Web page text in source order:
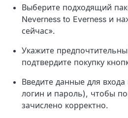
Выберите подходящий
Neverness to Everness и
сейчас».
Укажите
подтвердите покупку
Введите данные для
логин и пароль), чтобы
зачислено корректно.